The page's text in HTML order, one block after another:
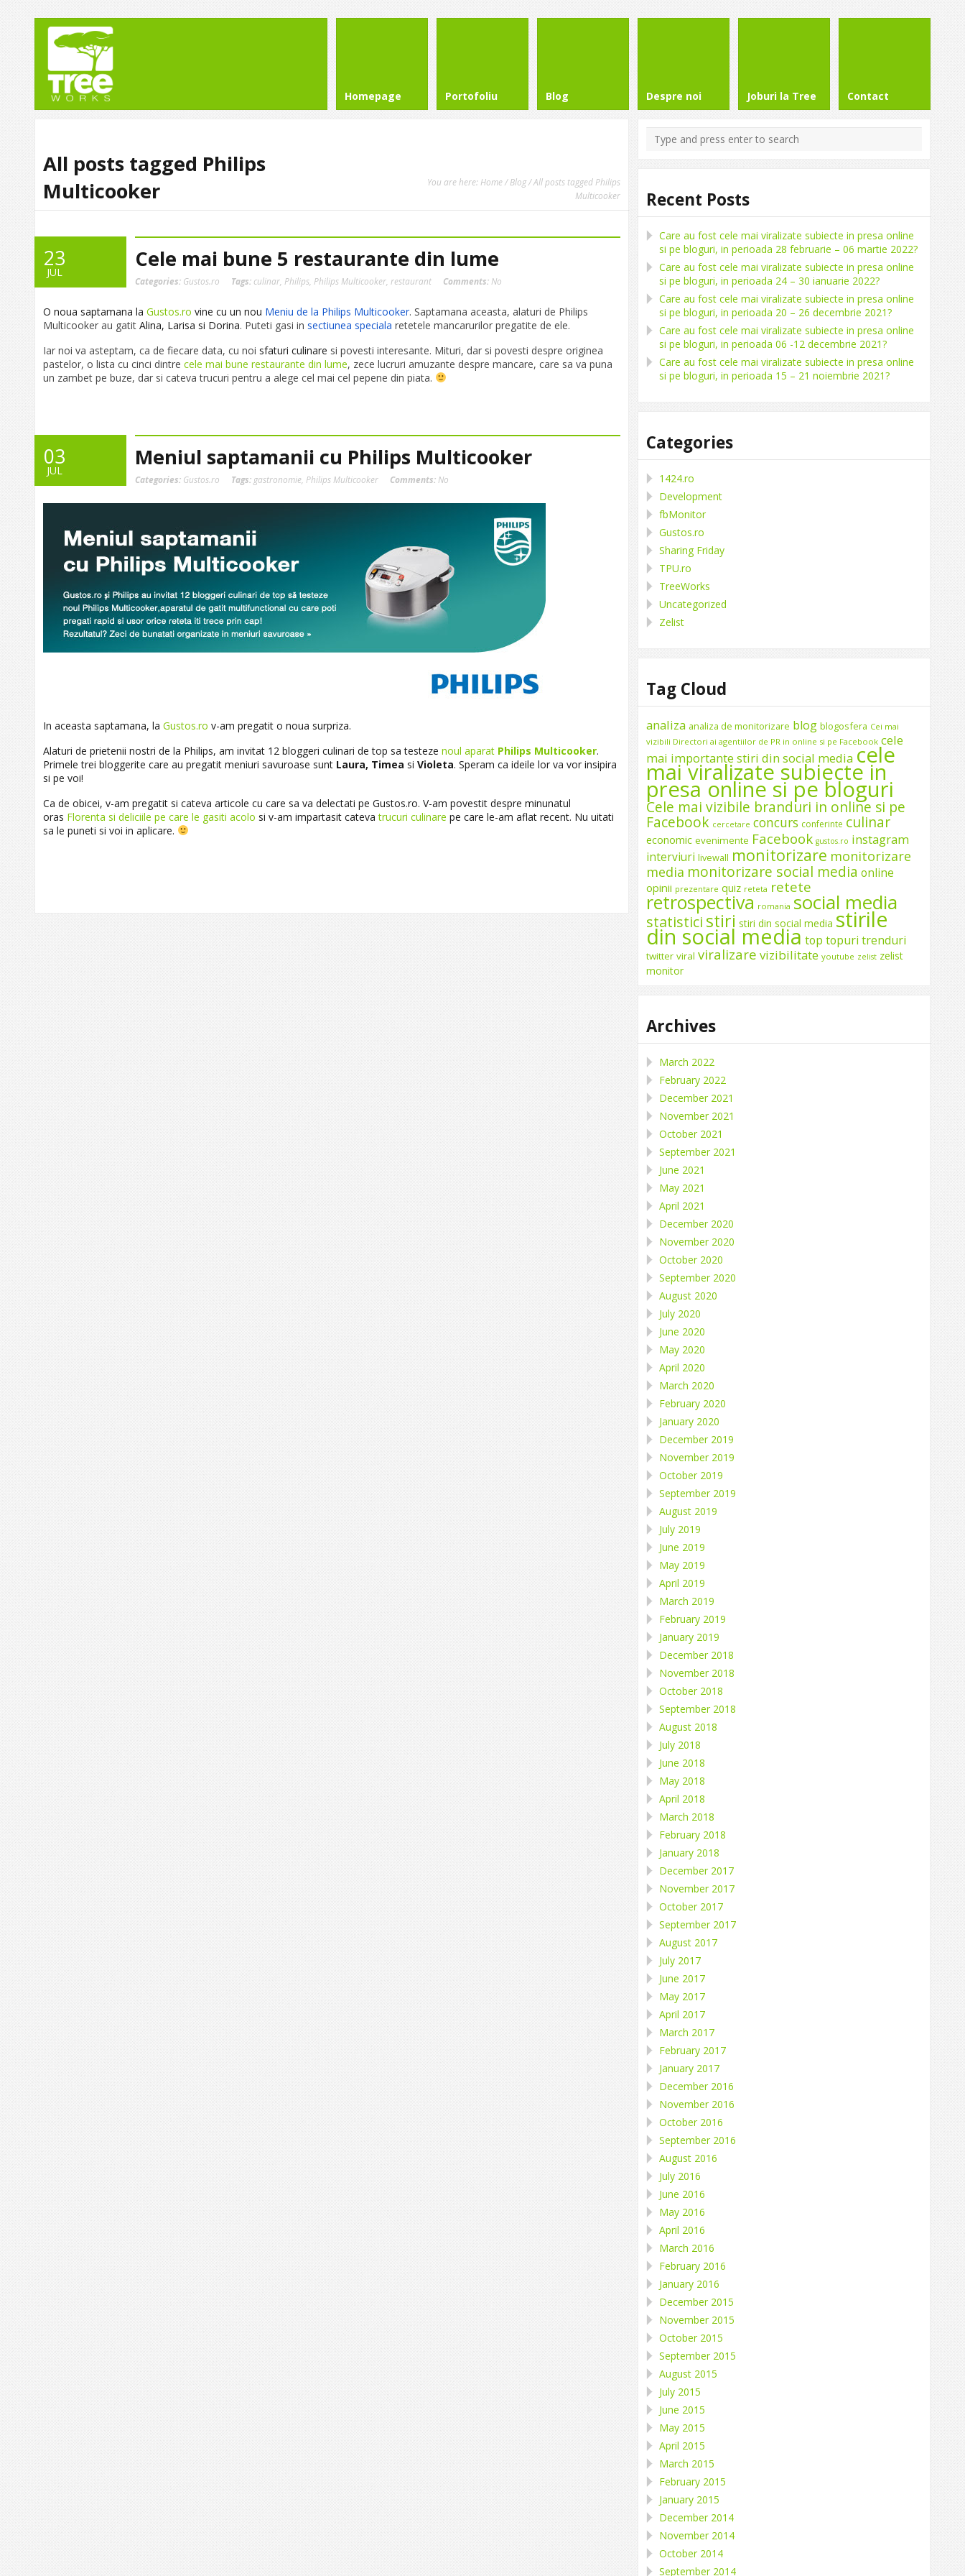
Homepage Portofoliu Blog Despre noi Joburi la Tree Contact
All posts tagged Philips
Multicooker
You are here: Home/Blog/ All posts tagged Philips
Multicooker
23
JUL
Cele mai bune 5 restaurante din lume
Categories: Gustos.ro Tags: culinar Philips Philips Multicooker restaurant Comments: No
O noua saptamana la Gustos.ro vine cu un nou Meniu de la Philips Multicooker. Saptamana aceasta, alaturi de Philips
Multicooker au gatit Alina, Larisa si Dorina. Puteti gasi in sectiunea speciala retetele mancarurilor pregatite de ele.
Iar noi va asteptam, ca de fiecare data, cu noi sfaturi culinare si povesti interesante. Mituri, dar si povesti despre originea
pastelor, o lista cu cinci dintre cele mai bune restaurante din lume, zece lucruri amuzante despre mancare, care sa va puna
un zambet pe buze, dar si cateva trucuri pentru a alege cel mai cel pepene din piata.
03
JUL
Meniul saptamanii cu Philips Multicooker
Categories: Gustos.ro Tags: gastronomie Philips Multicooker Comments: No
In aceasta saptamana, la Gustos.ro v-am pregatit o noua surpriza.
Alaturi de prietenii nostri de la Philips, am invitat 12 bloggeri culinari de top sa testeze noul aparat Philips Multicooker.
Primele trei bloggerite care au pregatit meniuri savuroase sunt Laura, Timea si Violeta. Speram ca ideile lor va vor insipira
si pe voi!
Ca de obicei, v-am pregatit si cateva articole cu care sa va delectati pe Gustos.ro. V-am povestit despre minunatul
oras Florenta si deliciile pe care le gasiti acolo si v-am impartasit catevatrucuri culinare pe care le-am aflat recent. Nu uitati
sa le puneti si voi in aplicare.
Recent Posts
Care au fost cele mai viralizate subiecte in presa online
si pe bloguri, in perioada 28 februarie – 06 martie 2022?
Care au fost cele mai viralizate subiecte in presa online
si pe bloguri, in perioada 24 – 30 ianuarie 2022?
Care au fost cele mai viralizate subiecte in presa online
si pe bloguri, in perioada 20 – 26 decembrie 2021?
Care au fost cele mai viralizate subiecte in presa online
si pe bloguri, in perioada 06 -12 decembrie 2021?
Care au fost cele mai viralizate subiecte in presa online
si pe bloguri, in perioada 15 – 21 noiembrie 2021?
Categories
1424.ro
Development
fbMonitor
Gustos.ro
Sharing Friday
TPU.ro
TreeWorks
Uncategorized
Zelist
Tag Cloud
analiza analiza de monitorizare blog blogosfera Cei mai
vizibili Directori ai agentiilor de PR in online si pe Facebook cele
mai importante stiri din social media cele
mai viralizate subiecte in
presa online si pe bloguri
Cele mai vizibile branduri in online si pe
Facebook cercetare concurs conferinte culinar
economic evenimente Facebook gustos.ro instagram
interviuri livewall monitorizare monitorizare
media monitorizare social media online
opinii prezentare quiz reteta retete
retrospectiva romania social media
statistici stiri stiri din social media stirile
din social media top topuri trenduri
twitter viral viralizare vizibilitate youtube zelist zelist
monitor
Archives
March 2022
February 2022
December 2021
November 2021
October 2021
September 2021
June 2021
May 2021
April 2021
December 2020
November 2020
October 2020
September 2020
August 2020
July 2020
June 2020
May 2020
April 2020
March 2020
February 2020
January 2020
December 2019
November 2019
October 2019
September 2019
August 2019
July 2019
June 2019
May 2019
April 2019
March 2019
February 2019
January 2019
December 2018
November 2018
October 2018
September 2018
August 2018
July 2018
June 2018
May 2018
April 2018
March 2018
February 2018
January 2018
December 2017
November 2017
October 2017
September 2017
August 2017
July 2017
June 2017
May 2017
April 2017
March 2017
February 2017
January 2017
December 2016
November 2016
October 2016
September 2016
August 2016
July 2016
June 2016
May 2016
April 2016
March 2016
February 2016
January 2016
December 2015
November 2015
October 2015
September 2015
August 2015
July 2015
June 2015
May 2015
April 2015
March 2015
February 2015
January 2015
December 2014
November 2014
October 2014
September 2014